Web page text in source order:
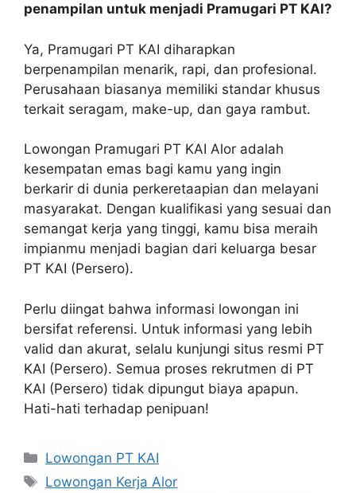
penampilan untuk menjadi Pramugari PT KAI?
Ya, Pramugari PT KAI diharapkan
berpenampilan menarik, rapi, dan profesional.
Perusahaan biasanya memiliki standar khusus
terkait seragam, make-up, dan gaya rambut.
Lowongan Pramugari PT KAI Alor adalah
kesempatan emas bagi kamu yang ingin
berkarir di dunia perkeretaapian dan melayani
masyarakat. Dengan kualifikasi yang sesuai dan
semangat kerja yang tinggi, kamu bisa meraih
impianmu menjadi bagian dari keluarga besar
PT KAI (Persero).
Perlu diingat bahwa informasi lowongan ini
bersifat referensi. Untuk informasi yang lebih
valid dan akurat, selalu kunjungi situs resmi PT
KAI (Persero). Semua proses rekrutmen di PT
KAI (Persero) tidak dipungut biaya apapun.
Hati-hati terhadap penipuan!
Categories
Lowongan PT KAI
Tags
Lowongan Kerja Alor